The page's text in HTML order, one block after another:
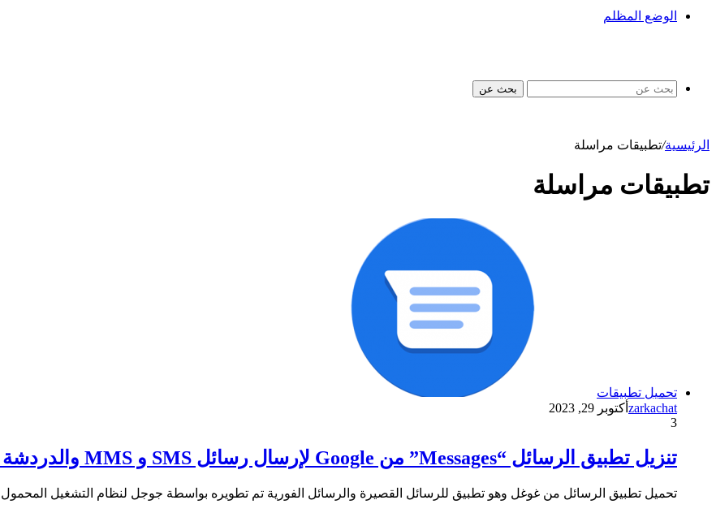
الوضع المظلم
بحث عن
الرئيسية/تطبيقات مراسلة
تطبيقات مراسلة
تحميل تطبيقات
zarkachat أكتوبر 29, 2023
3
تنزيل تطبيق الرسائل “Messages” من Google لإرسال رسائل SMS و MMS والدردشة عبر الهاتف
تحميل تطبيق الرسائل من غوغل وهو تطبيق للرسائل القصيرة والرسائل الفورية تم تطويره بواسطة جوجل لنظام التشغيل المحمول